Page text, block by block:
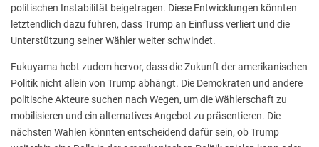
politischen Instabilität beigetragen. Diese Entwicklungen könnten
letztendlich dazu führen, dass Trump an Einfluss verliert und die
Unterstützung seiner Wähler weiter schwindet.
Fukuyama hebt zudem hervor, dass die Zukunft der amerikanischen
Politik nicht allein von Trump abhängt. Die Demokraten und andere
politische Akteure suchen nach Wegen, um die Wählerschaft zu
mobilisieren und ein alternatives Angebot zu präsentieren. Die
nächsten Wahlen könnten entscheidend dafür sein, ob Trump